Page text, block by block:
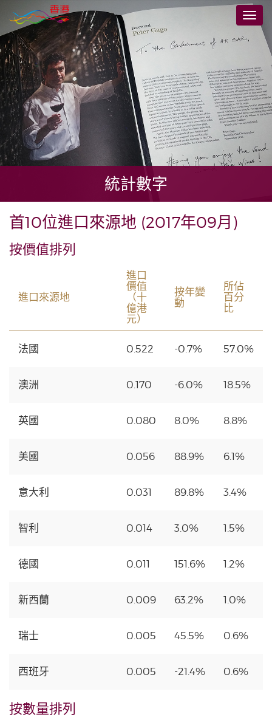
至
主
要
內
容
切
統計數字
首10位進口來源地 (2017年09月)
按價值排列
進口來源地
進口
價值
（十
億港
元）
按年變
動
所佔
百分
比
法國 0.522 -0.7% 57.0%
澳洲 0.170 -6.0% 18.5%
英國 0.080 8.0% 8.8%
美國 0.056 88.9% 6.1%
意大利 0.031 89.8% 3.4%
智利 0.014 3.0% 1.5%
德國 0.011 151.6% 1.2%
新西蘭 0.009 63.2% 1.0%
瑞士 0.005 45.5% 0.6%
西班牙 0.005 -21.4% 0.6%
按數量排列